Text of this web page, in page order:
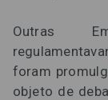
Outras
foram
objeto de